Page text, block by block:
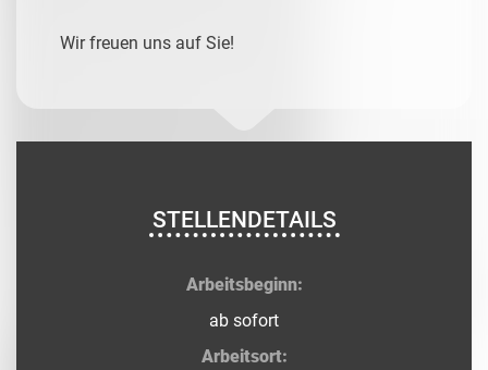
Wir freuen uns auf Sie!
STELLENDETAILS
Arbeitsbeginn:
ab sofort
Arbeitsort: